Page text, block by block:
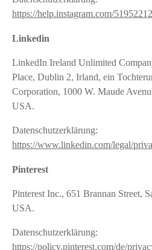
https://help.instagram.com/
Linkedin
LinkedIn Ireland Unlimited
Place, Dublin 2, Irland, ein
Corporation, 1000 W. Maude
USA.
Datenschutzerklärung:
https://www.linkedin.com/legal/
Pinterest
Pinterest Inc., 651 Brannan Street,
USA.
Datenschutzerklärung:
https://policy.pinterest.com/de/